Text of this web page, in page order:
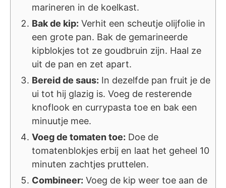
marineren in de koelkast.
Bak de kip: Verhit een scheutje olijfolie in
een grote pan. Bak de gemarineerde
kipblokjes tot ze goudbruin zijn. Haal ze
uit de pan en zet apart.
Bereid de saus: In dezelfde pan fruit je de
ui tot hij glazig is. Voeg de resterende
knoflook en currypasta toe en bak een
minuutje mee.
Voeg de tomaten toe: Doe de
tomatenblokjes erbij en laat het geheel 10
minuten zachtjes pruttelen.
Combineer: Voeg de kip weer toe aan de